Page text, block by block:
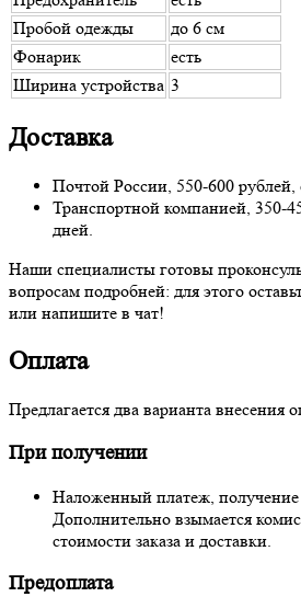
Пробой одежды
до 6 см
Фонарик
есть
Ширина устройства 3
Доставка
Почтой России, 550-600 рублей,
Транспортной компанией, 350-
дней.
Наши специалисты готовы
вопросам подробней: для этого
или напишите в чат!
Оплата
Предлагается два варианта внесения
При получении
Наложенный платеж, получение
Дополнительно взымается
стоимости заказа и доставки.
Предоплата